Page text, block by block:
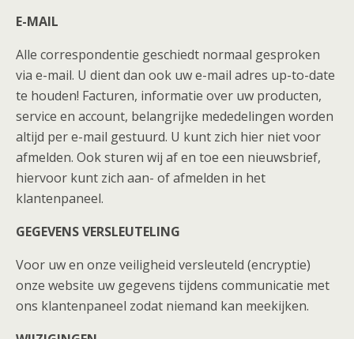
E-MAIL
Alle correspondentie geschiedt normaal gesproken
via e-mail. U dient dan ook uw e-mail adres up-to-date
te houden! Facturen, informatie over uw producten,
service en account, belangrijke mededelingen worden
altijd per e-mail gestuurd. U kunt zich hier niet voor
afmelden. Ook sturen wij af en toe een nieuwsbrief,
hiervoor kunt zich aan- of afmelden in het
klantenpaneel.
GEGEVENS VERSLEUTELING
Voor uw en onze veiligheid versleuteld (encryptie)
onze website uw gegevens tijdens communicatie met
ons klantenpaneel zodat niemand kan meekijken.